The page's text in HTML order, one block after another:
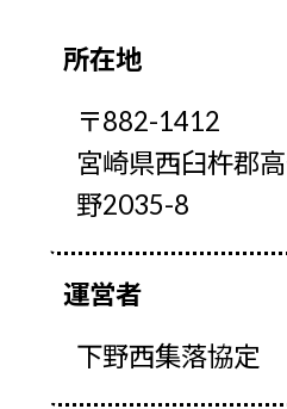
所在地
〒882-1412
宮崎県西臼杵郡
野2035-8
運営者
下野西集落協定